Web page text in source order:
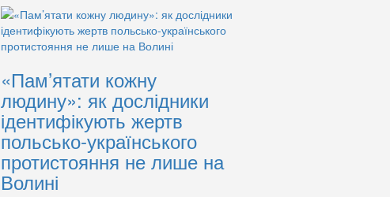
«Пам’ятати кожну
людину»: як дослідники
ідентифікують жертв
польсько-українського
протистояння не лише на
Волині